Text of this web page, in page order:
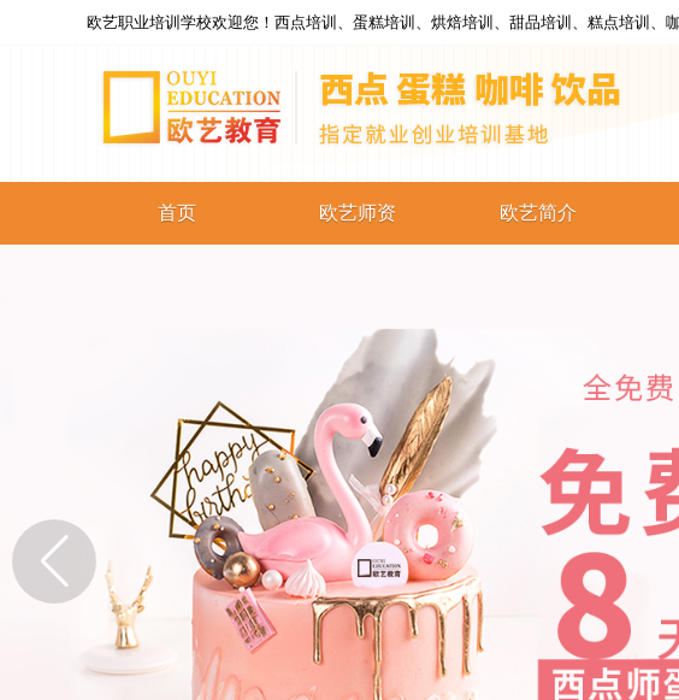
欧艺职业培训学校欢迎您！西点培训、蛋糕培训、烘焙培训、甜品培训、糕点培训、
首页 欧艺师资 欧艺简介